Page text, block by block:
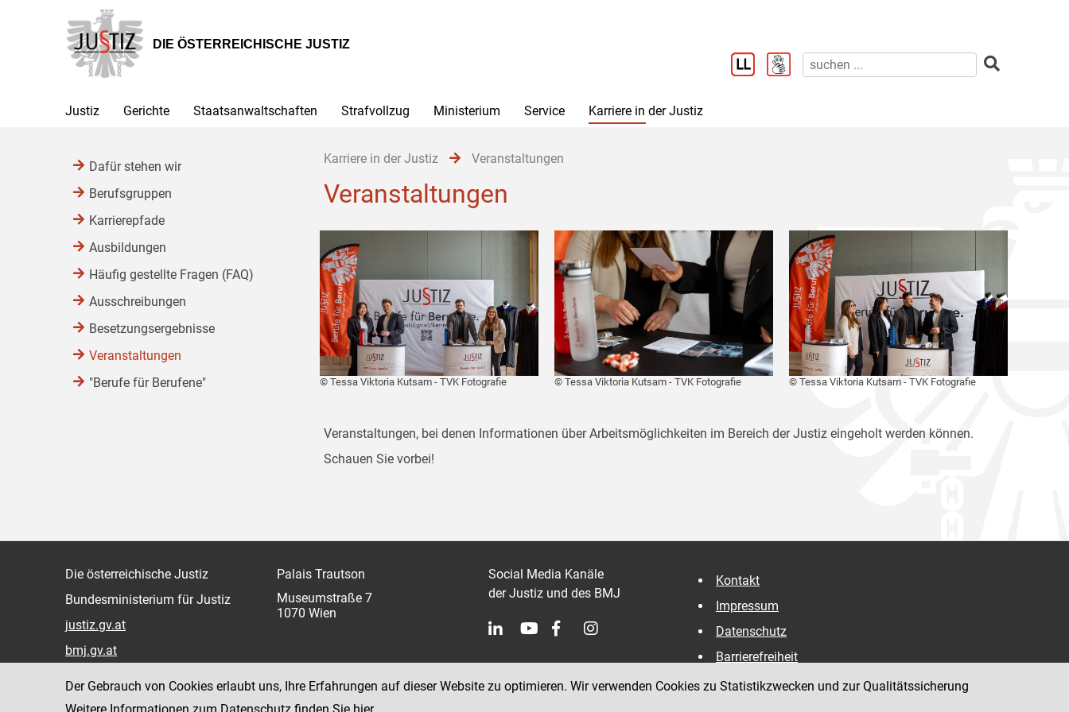
Hauptnavigation
[1]
Inhalt
[2]
DIE ÖSTERREICHISCHE JUSTIZ
Justiz Gerichte Staatsanwaltschaften Strafvollzug Ministerium Service Karriere in der Justiz
Karriere in der Justiz Veranstaltungen
Veranstaltungen
© Tessa Viktoria Kutsam - TVK Fotografie © Tessa Viktoria Kutsam - TVK Fotografie © Tessa Viktoria Kutsam - TVK Fotografie
Veranstaltungen, bei denen Informationen über Arbeitsmöglichkeiten im Bereich der Justiz eingeholt werden können.
Schauen Sie vorbei!
Dafür stehen wir
Berufsgruppen
Karrierepfade
Ausbildungen
Häufig gestellte Fragen (FAQ)
Ausschreibungen
Besetzungsergebnisse
Veranstaltungen
"Berufe für Berufene"
Die österreichische Justiz
Bundesministerium für Justiz
justiz.gv.at
bmj.gv.at
Palais Trautson
Museumstraße 7
1070 Wien
Social Media Kanäle
der Justiz und des BMJ
Kontakt
Impressum
Datenschutz
Barrierefreiheit
Hinweisgeber:innenplattform (für Mitarbeiter:innen)
Der Gebrauch von Cookies erlaubt uns, Ihre Erfahrungen auf dieser Website zu optimieren. Wir verwenden Cookies zu Statistikzwecken und zur Qualitätssicherung